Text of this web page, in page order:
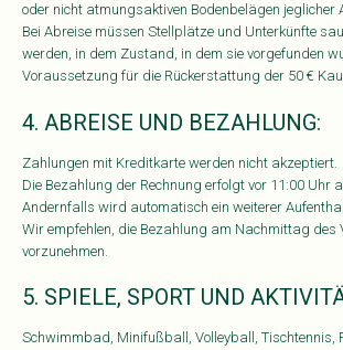
oder nicht atmungsaktiven Bodenbelägen jeglicher
Bei Abreise müssen Stellplätze und Unterkünfte
werden, in dem Zustand, in dem sie vorgefunden
Voraussetzung für die Rückerstattung der 50 €
4. ABREISE UND BEZAHLUNG:
Zahlungen mit Kreditkarte werden nicht akzeptiert.
Die Bezahlung der Rechnung erfolgt vor 11:00 Uhr
Andernfalls wird automatisch ein weiterer
Wir empfehlen, die Bezahlung am Nachmittag des
vorzunehmen.
5. SPIELE, SPORT UND
Schwimmbad, Minifußball, Volleyball, Tischtennis,